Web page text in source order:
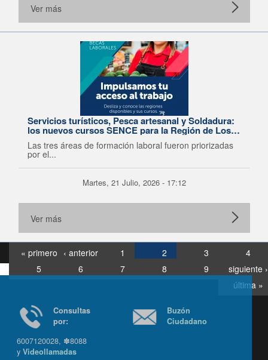
Ver más
Servicios turísticos, Pesca artesanal y Soldadura:
los nuevos cursos SENCE para la Región de Los
Lagos
Las tres áreas de formación laboral fueron priorizadas
por el...
Martes, 21 Julio, 2026 - 17:12
Ver más
« primero ‹ anterior 1 2 3
4
5
6 7 8 9
siguiente ›
última »
Consultas
6007120028, ✽8088
yVideollamadas
Buzón
Ciudadano